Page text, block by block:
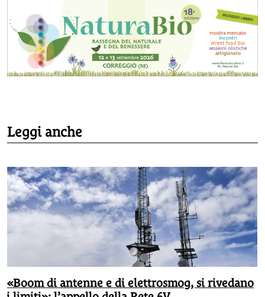
Leggi anche
«Boom di antenne e di elettrosmog, si rivedano